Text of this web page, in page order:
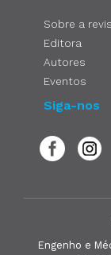
Sobre a
Editora
Autores
Eventos
Siga-nos
Engenho e